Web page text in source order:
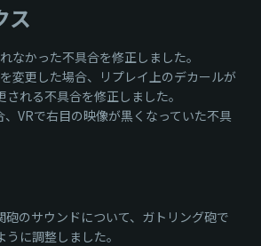
ス
なかった不具合を修正しました。
変更した場合、リプレイ上のデカールが
れる不具合を修正しました。
、VRで右目の映像が黒くなっていた不具
のサウンドについて、ガトリング砲で
に調整しました。